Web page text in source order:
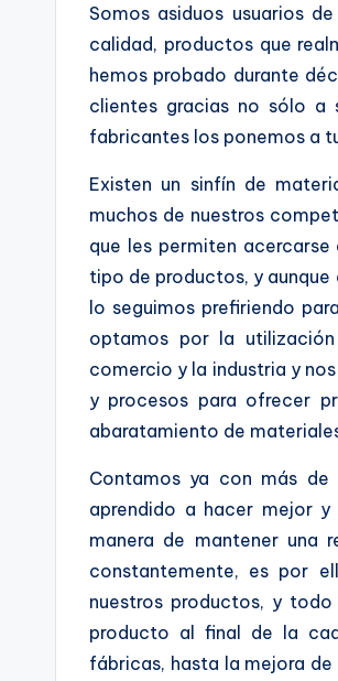
Somos asiduos usuarios
calidad, productos que
hemos probado durante
clientes gracias no sólo a
fabricantes los ponemos a
Existen un sinfín de
muchos de nuestros
que les permiten
tipo de productos, y
lo seguimos prefiriendo
optamos por la
comercio y la industria y
y procesos para ofrecer
abaratamiento de
Contamos ya con más
aprendido a hacer mejor
manera de mantener una
constantemente, es por
nuestros productos, y
producto al final de la
fábricas, hasta la mejora